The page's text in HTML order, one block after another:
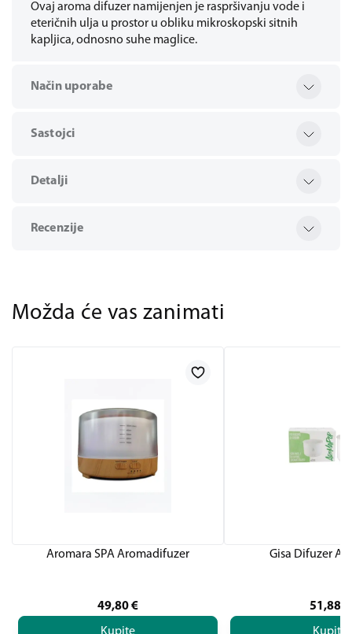
Ovaj aroma difuzer namijenjen je raspršivanju vode i
eteričnih ulja u prostor u obliku mikroskopski sitnih
kapljica, odnosno suhe maglice.
Način uporabe
Sastojci
Detalji
Recenzije
Možda će vas zanimati
Aromara SPA Aromadifuzer
49,80€
Kupite
Gisa Difuzer
51,88
Kupite